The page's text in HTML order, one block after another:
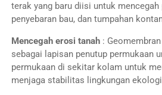
terak yang baru diisi untuk
penyebaran bau, dan tumpahan
Mencegah erosi tanah:
sebagai lapisan penutup permukaan
permukaan di sekitar kolam untuk
menjaga stabilitas lingkungan